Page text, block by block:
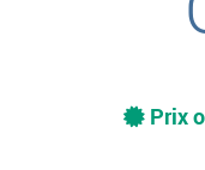
Prix